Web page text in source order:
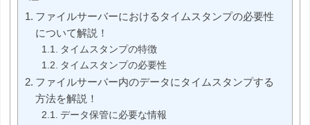
ファイルサーバーにおけるタイムスタンプの必要性
について解説！
タイムスタンプの特徴
タイムスタンプの必要性
ファイルサーバー内のデータにタイムスタンプする
方法を解説！
データ保管に必要な情報